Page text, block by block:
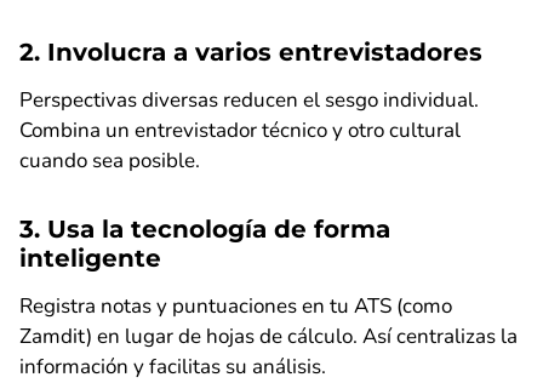
2. Involucra a varios entrevistadores
Perspectivas diversas reducen el sesgo individual.
Combina un entrevistador técnico y otro cultural
cuando sea posible.
3. Usa la tecnología de forma
inteligente
Registra notas y puntuaciones en tu ATS (como
Zamdit) en lugar de hojas de cálculo. Así centralizas la
información y facilitas su análisis.